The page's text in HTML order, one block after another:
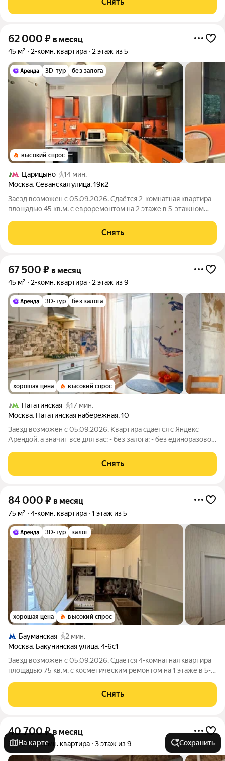
Посудомоечная машина
62 000 ₽ в месяц
45 м² 2-комн. квартира 2 этаж из 5
3D-тур без залога
высокий спрос
Царицыно
14 мин.
Москва,Севанская улица,19к2
Заезд возможен с 05.09.2026. Сдаётся 2-комнатная квартира
площадью 45 кв.м. с евроремонтом на 2 этаже в 5-этажном
Снять
67 500 ₽ в месяц
45 м² 2-комн. квартира 2 этаж из 9
3D-тур без залога
хорошая цена высокий спрос
Нагатинская
17 мин.
Москва, Нагатинская набережная,10
Заезд возможен с 05.09.2026. Квартира сдаётся с Яндекс
Арендой, а значит всё для вас: - без залога; - без единоразовой
проживания. Мы можем показать вам квартиру онлайн это так
же детально,
Снять
84 000 ₽ в месяц
75 м² 4-комн. квартира 1 этаж из 5
3D-тур залог
хорошая цена высокий спрос
Бауманская
2 мин.
Москва, Бакунинская улица,4-6с1
Заезд возможен с 05.09.2026. Сдаётся 4-комнатная квартира
площадью 75 кв.м. с косметическим ремонтом на 1 этаже в 5-
Бойлер Дом - кирпичный,
Снять
40 700₽ в месяц
33,1 м² 1-комн. квартира 3 этаж из 9
На карте Сохранить